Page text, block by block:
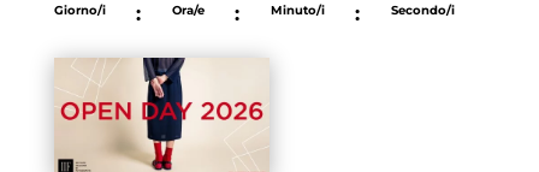
Giorno/i : Ora/e : Minuto/i : Secondo/i